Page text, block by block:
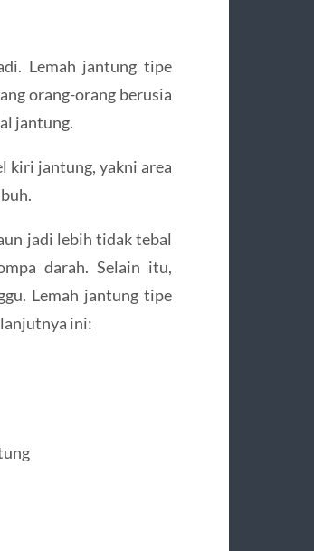
Lemah jantung tipe
orang-orang berusia
jantung.
kiri jantung, yakni area
jadi lebih tidak tebal
darah. Selain itu,
Lemah jantung tipe
ini: